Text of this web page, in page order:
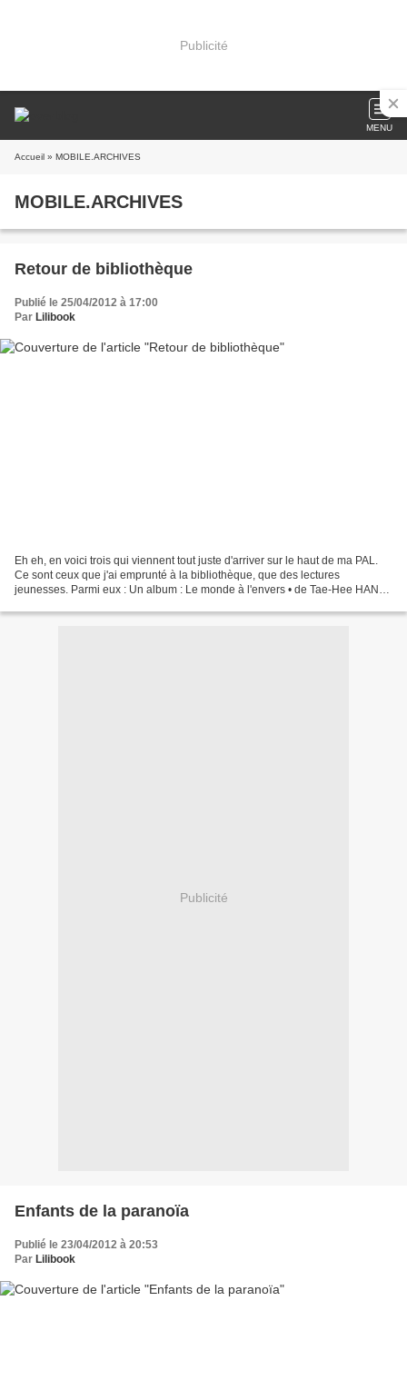
Publicité
MENU
Accueil » MOBILE.ARCHIVES
MOBILE.ARCHIVES
Retour de bibliothèque
Publié le 25/04/2012 à 17:00
Par Lilibook
Eh eh, en voici trois qui viennent tout juste d'arriver sur le haut de ma PAL.
Ce sont ceux que j'ai emprunté à la bibliothèque, que des lectures
jeunesses. Parmi eux : Un album : Le monde à l'envers • de Tae-Hee HAN
Publicité
Enfants de la paranoïa
Publié le 23/04/2012 à 20:53
Par Lilibook